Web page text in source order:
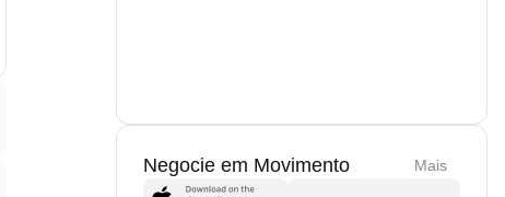
Negocie em Movimento Mais